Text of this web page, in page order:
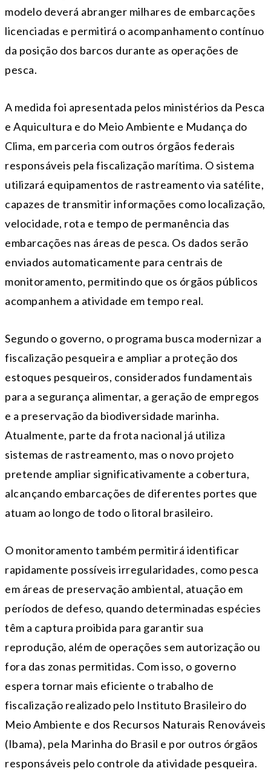
modelo deverá abranger milhares de embarcações
licenciadas e permitirá o acompanhamento contínuo
da posição dos barcos durante as operações de
pesca.
A medida foi apresentada pelos ministérios da Pesca
e Aquicultura e do Meio Ambiente e Mudança do
Clima, em parceria com outros órgãos federais
responsáveis pela fiscalização marítima. O sistema
utilizará equipamentos de rastreamento via satélite,
capazes de transmitir informações como localização,
velocidade, rota e tempo de permanência das
embarcações nas áreas de pesca. Os dados serão
enviados automaticamente para centrais de
monitoramento, permitindo que os órgãos públicos
acompanhem a atividade em tempo real.
Segundo o governo, o programa busca modernizar a
fiscalização pesqueira e ampliar a proteção dos
estoques pesqueiros, considerados fundamentais
para a segurança alimentar, a geração de empregos
e a preservação da biodiversidade marinha.
Atualmente, parte da frota nacional já utiliza
sistemas de rastreamento, mas o novo projeto
pretende ampliar significativamente a cobertura,
alcançando embarcações de diferentes portes que
atuam ao longo de todo o litoral brasileiro.
O monitoramento também permitirá identificar
rapidamente possíveis irregularidades, como pesca
em áreas de preservação ambiental, atuação em
períodos de defeso, quando determinadas espécies
têm a captura proibida para garantir sua
reprodução, além de operações sem autorização ou
fora das zonas permitidas. Com isso, o governo
espera tornar mais eficiente o trabalho de
fiscalização realizado pelo Instituto Brasileiro do
Meio Ambiente e dos Recursos Naturais Renováveis
(Ibama), pela Marinha do Brasil e por outros órgãos
responsáveis pelo controle da atividade pesqueira.